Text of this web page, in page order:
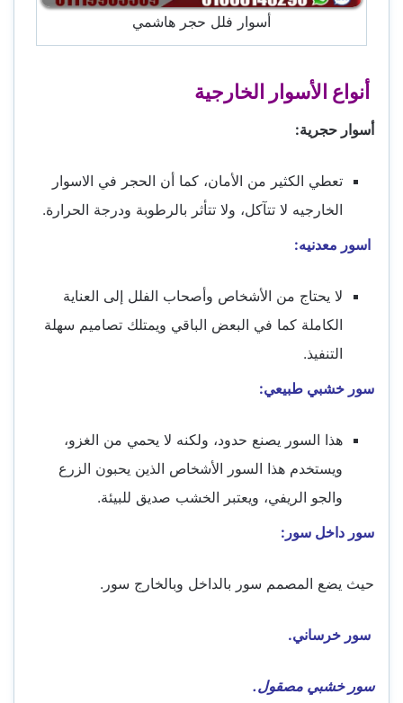
أسوار فلل حجر هاشمي
أنواع الأسوار الخارجية
أسوار حجرية:
تعطي الكثير من الأمان، كما أن الحجر في الاسوار
الخارجيه لا تتآكل، ولا تتأثر بالرطوبة ودرجة الحرارة.
اسور معدنيه:
لا يحتاج من الأشخاص وأصحاب الفلل إلى العناية
الكاملة كما في البعض الباقي ويمتلك تصاميم سهلة
التنفيذ.
سور خشبي طبيعي:
هذا السور يصنع حدود، ولكنه لا يحمي من الغزو،
ويستخدم هذا السور الأشخاص الذين يحبون الزرع
والجو الريفي، ويعتبر الخشب صديق للبيئة.
سور داخل سور:
حيث يضع المصمم سور بالداخل وبالخارج سور.
سور خرساني.
سور خشبي مصقول.